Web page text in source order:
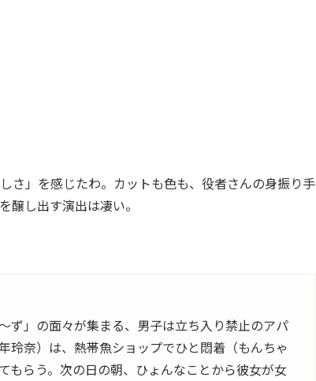
さ」を感じたわ。カットも色も、役者さんの身振り手
し出す演出は凄い。
ず」の面々が集まる、男子は立ち入り禁止のアパ
玲奈）は、熱帯魚ショップでひと悶着（もんちゃ
もらう。次の日の朝、ひょんなことから彼女が女